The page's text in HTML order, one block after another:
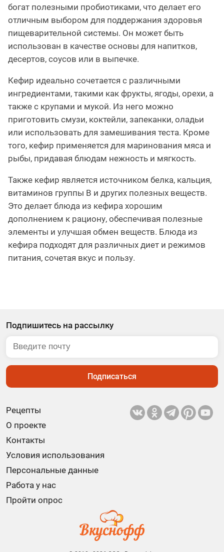
богат полезными пробиотиками, что делает его
отличным выбором для поддержания здоровья
пищеварительной системы. Он может быть
использован в качестве основы для напитков,
десертов, соусов или в выпечке.
Кефир идеально сочетается с различными
ингредиентами, такими как фрукты, ягоды, орехи, а
также с крупами и мукой. Из него можно
приготовить смузи, коктейли, запеканки, оладьи
или использовать для замешивания теста. Кроме
того, кефир применяется для маринования мяса и
рыбы, придавая блюдам нежность и мягкость.
Также кефир является источником белка, кальция,
витаминов группы B и других полезных веществ.
Это делает блюда из кефира хорошим
дополнением к рациону, обеспечивая полезные
элементы и улучшая обмен веществ. Блюда из
кефира подходят для различных диет и режимов
питания, сочетая вкус и пользу.
Рецепты
О проекте
Контакты
Условия использования
Персональные данные
Работа у нас
Пройти опрос
Подпишитесь на рассылку
Подписаться